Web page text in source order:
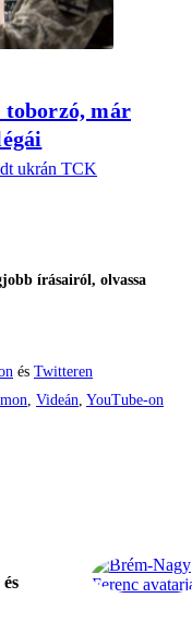
már
ukrán TCK
írásairól, olvassa
és Twitteren
Videán YouTube-on